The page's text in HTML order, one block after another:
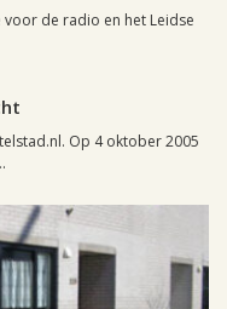
voor de radio en het Leidse
Op 4 oktober 2005